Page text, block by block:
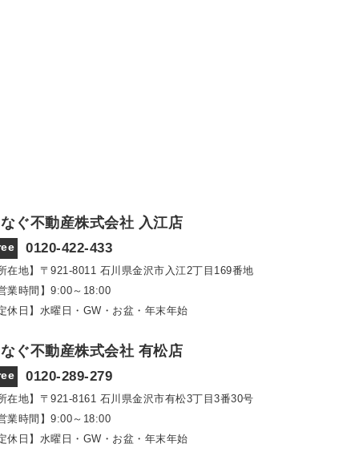
ぐ不動産株式会社 入江店
0120-422-433
在地】〒921‐8011 石川県金沢市入江2丁目169番地
営業時間】9:00～18:00
定休日】水曜日・GW・お盆・年末年始
ぐ不動産株式会社 有松店
0120-289-279
在地】〒921‐8161 石川県金沢市有松3丁目3番30号
営業時間】9:00～18:00
定休日】水曜日・GW・お盆・年末年始